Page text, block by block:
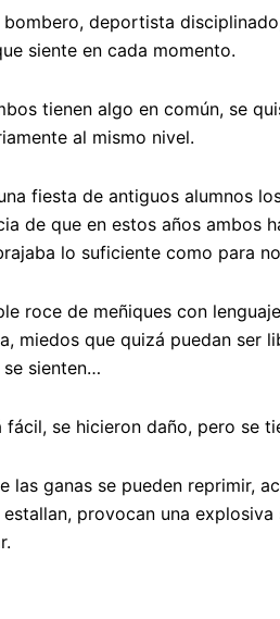
bombero, deportista
siente en cada momento.
tienen algo en común, se
al mismo nivel.
fiesta de antiguos alumnos
de que en estos años ambos
lo suficiente como para
roce de meñiques con
miedos que quizá puedan ser
sienten…
fácil, se hicieron daño, pero se
las ganas se pueden reprimir,
provocan una